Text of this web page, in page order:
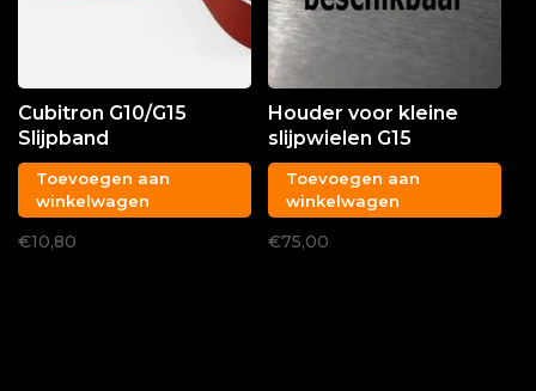
Cubitron G10/G15
Slijpband
Toevoegen aan
winkelwagen
€10,80
Houder voor kleine
slijpwielen G15
Toevoegen aan
winkelwagen
€75,00